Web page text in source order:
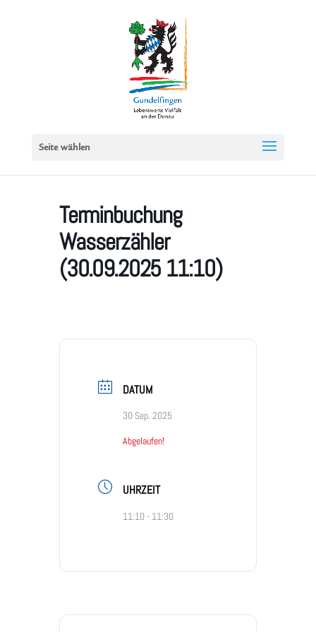
Seite wählen
Terminbuchung
Wasserzähler
(30.09.2025 11:10)
DATUM
30 Sep. 2025
Abgelaufen!
UHRZEIT
11:10 - 11:30